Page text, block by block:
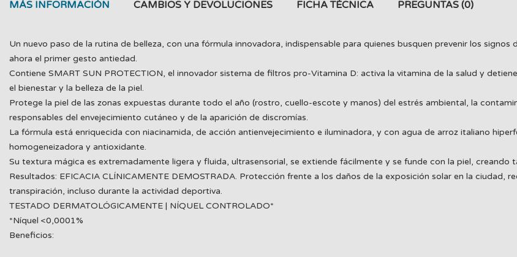
MÁS INFORMACIÓN CAMBIOS Y DEVOLUCIONES FICHA TÉCNICA PREGUNTAS (0)
Un nuevo paso de la rutina de belleza, con una fórmula innovadora, indispensable para quienes busquen prevenir los
ahora el primer gesto antiedad.
Contiene SMART SUN PROTECTION, el innovador sistema de filtros pro-Vitamina D: activa la vitamina de la salud y
el bienestar y la belleza de la piel.
Protege la piel de las zonas expuestas durante todo el año (rostro, cuello-escote y manos) del estrés ambiental, la
responsables del envejecimiento cutáneo y de la aparición de discromías.
La fórmula está enriquecida con niacinamida, de acción antienvejecimiento e iluminadora, y con agua de arroz italiano
homogeneizadora y antioxidante.
Su textura mágica es extremadamente ligera y fluida, ultrasensorial, se extiende fácilmente y se funde con la piel, creando
Resultados: EFICACIA CLÍNICAMENTE DEMOSTRADA. Protección frente a los daños de la exposición solar en la ciudad,
transpiración, incluso durante la actividad deportiva.
TESTADO DERMATOLÓGICAMENTE | NÍQUEL CONTROLADO*
*Níquel <0,0001%
Beneficios: